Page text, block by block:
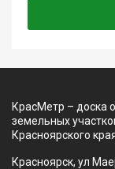
КрасМетр – доска
земельных
Красноярского
Красноярск, ул